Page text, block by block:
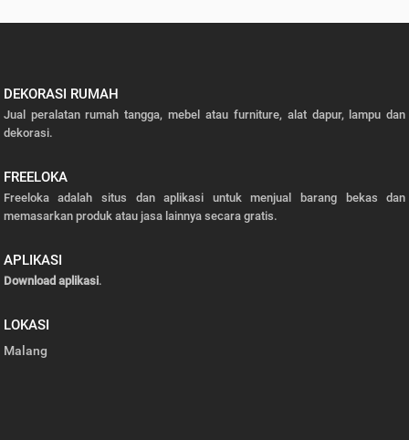
DEKORASI RUMAH
Jual peralatan rumah tangga, mebel atau furniture, alat dapur, lampu dan
dekorasi.
FREELOKA
Freeloka adalah situs dan aplikasi untuk menjual barang bekas dan
memasarkan produk atau jasa lainnya secara gratis.
APLIKASI
Download aplikasi.
LOKASI
Malang